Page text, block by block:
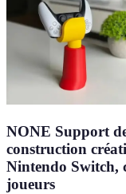
NONE Support
construction
Nintendo Switch,
joueurs